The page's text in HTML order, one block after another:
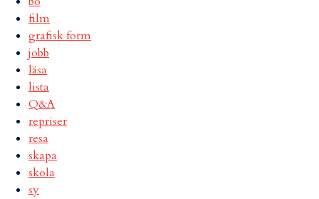
film
grafisk form
jobb
läsa
lista
Q&A
repriser
resa
skapa
skola
sy